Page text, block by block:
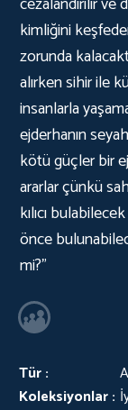
kimliğini
zorunda
alırken sihir ile
insanlarla
ejderhanın
kötü güçler bir
ararlar çünkü
kılıcı
önce
mi?"
Tür :
Koleksiyonlar :